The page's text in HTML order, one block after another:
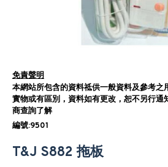
免責聲明
本網站所包含的資料祗供一般資料及參考之
實物或有區別，資料如有更改，恕不另行通
商查詢了解
編號:9501
T&J S882 拖板